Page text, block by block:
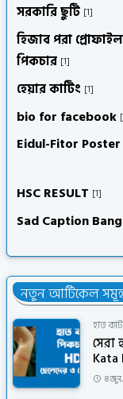
সরকারি ছুটি [1]
হিজাব পরা প্রোফাইল
পিকচার [1]
হেয়ার কাটিং [1]
bio for facebook
Eidul-Fitor Poster
HSC RESULT [1]
Sad Caption
নতুন আর্টিকেল সমূহ
হাত
সেরা
Kata
৪